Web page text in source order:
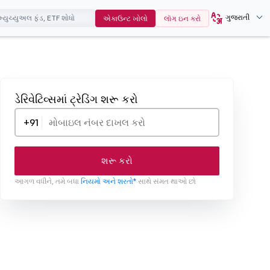
એકાઉન્ટ ખોલો લૉગ ઇન કરો ગુજરાતી
ડેરિવેટિવ્સમાં ટ્રેડિંગ શરૂ કરો
+91
શરૂ કરો
આગળ વધીને, તમે બધા નિયમો અને શરતો* સાથે સંમત થાઓ છો